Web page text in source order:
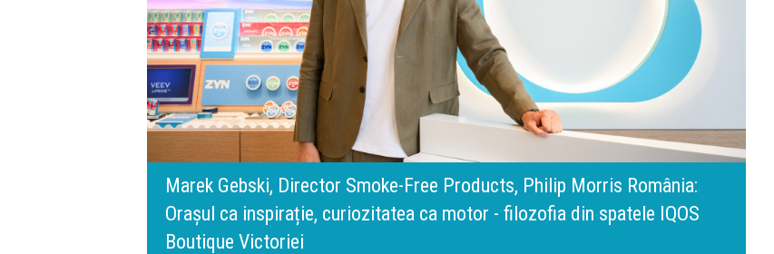
140 de ani de Mercedes-Benz. Ramona Pîrlog: Cel mai important „test al
timpului” este să inovăm constant, dar cu aceeași responsabilitate față
de oameni, siguranță și calitate